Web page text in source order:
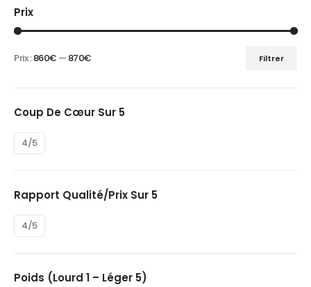
Prix
Filtrer
Prix :860€ — 870€
Coup De Cœur Sur 5
4/5
Rapport Qualité/prix Sur 5
4/5
Poids (Lourd 1 – Léger 5)